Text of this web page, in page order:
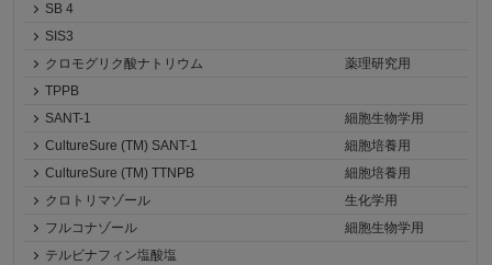
SB 4
SIS3
クロモグリク酸ナトリウム
薬理研究用
TPPB
SANT-1
細胞生物学用
CultureSure (TM) SANT-1
細胞培養用
CultureSure (TM) TTNPB
細胞培養用
クロトリマゾール
生化学用
フルコナゾール
細胞生物学用
テルビナフィン塩酸塩